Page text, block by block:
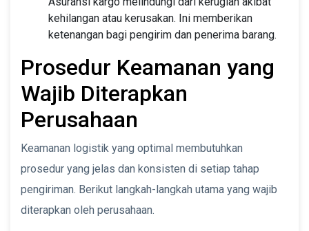
kehilangan atau kerusakan. Ini memberikan
ketenangan bagi pengirim dan penerima barang.
Prosedur Keamanan yang
Wajib Diterapkan
Perusahaan
Keamanan logistik yang optimal membutuhkan
prosedur yang jelas dan konsisten di setiap tahap
pengiriman. Berikut langkah-langkah utama yang wajib
diterapkan oleh perusahaan.